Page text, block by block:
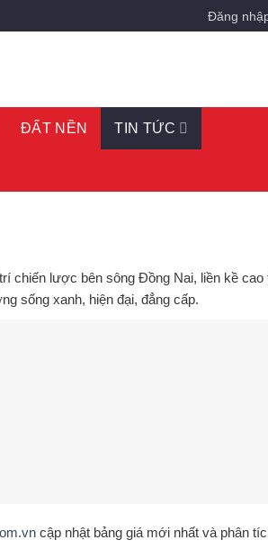
Đăng
ĐẤT NỀN TIN TỨC
chiến lược bên sông Đồng Nai, liền kề cao
sống xanh, hiện đại, đẳng cấp.
cập nhật bảng giá mới nhất và phân